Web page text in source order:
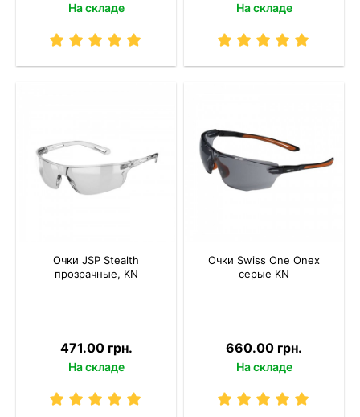
На складе На складе
Очки JSP Stealth
прозрачные, KN
471.00 грн.
На складе
Очки Swiss One Onex
серые KN
660.00 грн.
На складе